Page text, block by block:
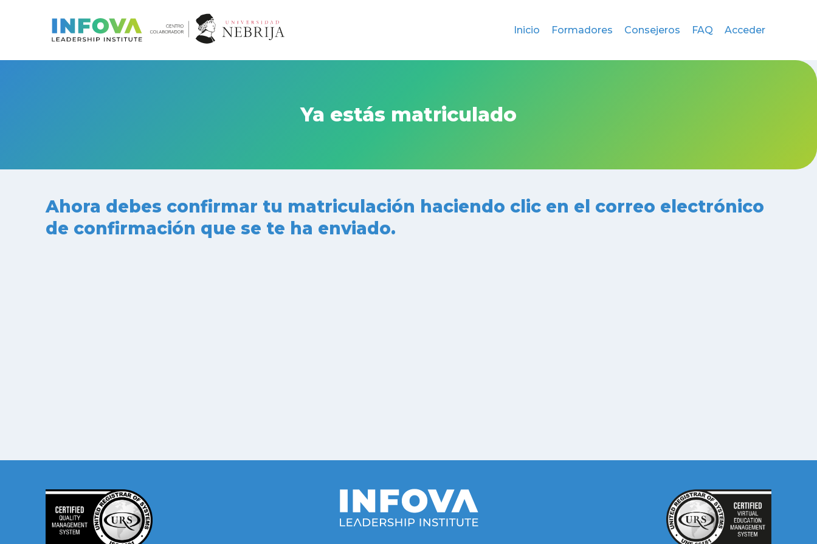
Inicio Formadores Consejeros FAQ Acceder
Ya estás matriculado
Ahora debes confirmar tu matriculación haciendo clic en el correo electrónico
de confirmación que se te ha enviado.